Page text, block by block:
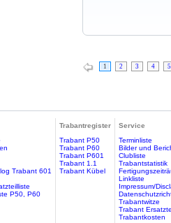
1 2 3 4 5
Trabant 601
P50, P60
Trabantregister
Trabant P50
Trabant P60
Trabant P601
Trabant 1.1
Trabant Kübel
Service
Terminliste
Bilder und
Clubliste
Trabantstatistik
Linkliste
Impressum/
Trabantwitze
Trabant
Trabantkosten